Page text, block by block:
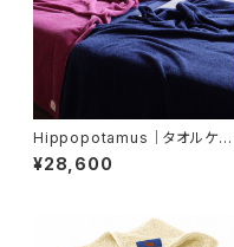
Hippopotamus｜タオルケット
｜シングルサイズ
¥28,600